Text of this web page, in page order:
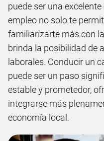
puede ser una
empleo no solo te
familiarizarte más con
brinda la posibilidad de
laborales. Conducir un
puede ser un paso
estable y prometedor,
integrarse más
economía local.